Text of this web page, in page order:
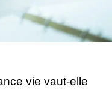
vie vaut-elle